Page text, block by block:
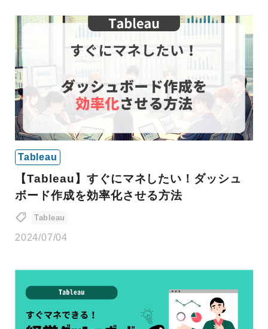
Tableau
【Tableau】すぐにマネしたい！ダッシュ
ボード作成を効率化させる方法
Tableau
2024/07/04